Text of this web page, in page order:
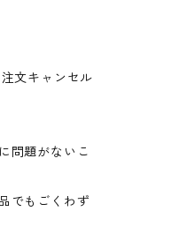
文キャンセル
問題がないこ
でもごくわず